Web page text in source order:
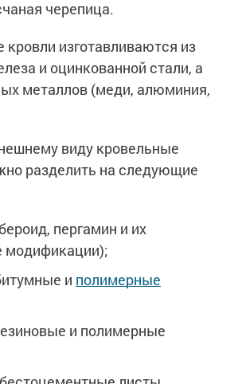
черепица.
изготавливаются из
и оцинкованной стали, а
металлов (меди, алюминия,
виду кровельные
разделить на следующие
пергамин и их
модификации);
и полимерные
и полимерные